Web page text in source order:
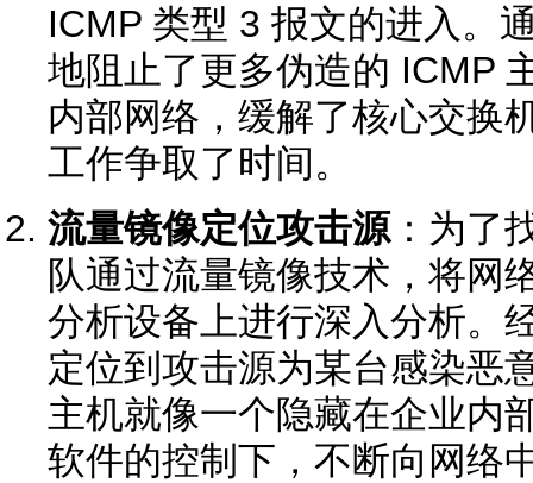
ICMP 类型 3 报文的进入。
地阻止了更多伪造的 ICMP
内部网络，缓解了核心交换
工作争取了时间。
流量镜像定位攻击源：为了
队通过流量镜像技术，将网
分析设备上进行深入分析。
定位到攻击源为某台感染恶
主机就像一个隐藏在企业内
软件的控制下，不断向网络